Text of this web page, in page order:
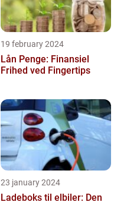
19 february 2024
Lån Penge: Finansiel
Frihed ved Fingertips
23 january 2024
Ladeboks til elbiler: Den